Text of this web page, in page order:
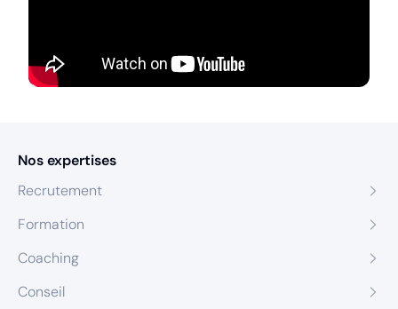
Nos expertises
Recrutement
Formation
Coaching
Conseil